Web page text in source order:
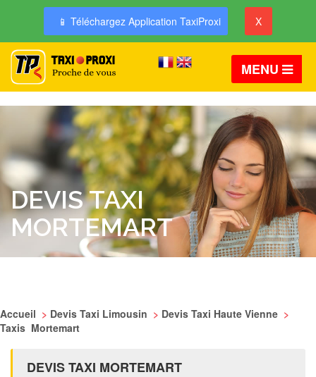
📱 Téléchargez Application TaxiProxi X
MENU
DEVIS TAXI
MORTEMART
Accueil > Devis Taxi Limousin > Devis Taxi Haute Vienne >
Taxis Mortemart
DEVIS TAXI MORTEMART